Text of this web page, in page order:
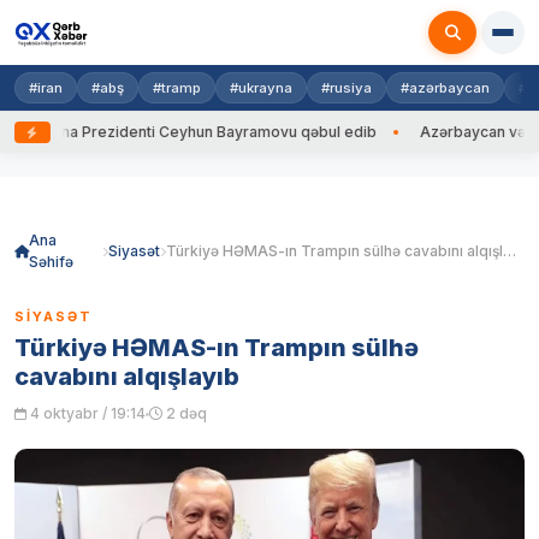
#iran #abş #tramp #ukrayna #rusiya #azərbaycan
Prezidenti Ceyhun Bayramovu qəbul edib Azərbaycan və
Ana
Səhifə
Siyasət Türkiyə HƏMAS-ın Trampın sülhə cavabını alqışlayıb
SIYASƏT
Türkiyə HƏMAS-ın Trampın sülhə
cavabını alqışlayıb
4 oktyabr / 19:14 2 dəq